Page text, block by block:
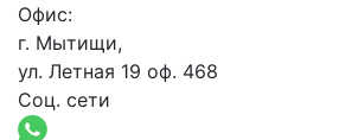
Офис:
г. Мытищи,
ул. Летная 19 оф. 468
Соц. сети